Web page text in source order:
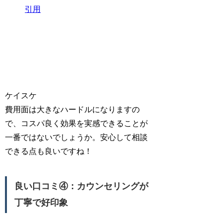
引用
ケイスケ
費用面は大きなハードルになりますの
で、コスパ良く効果を実感できることが
一番ではないでしょうか。安心して相談
できる点も良いですね！
良い口コミ④：カウンセリングが
丁寧で好印象